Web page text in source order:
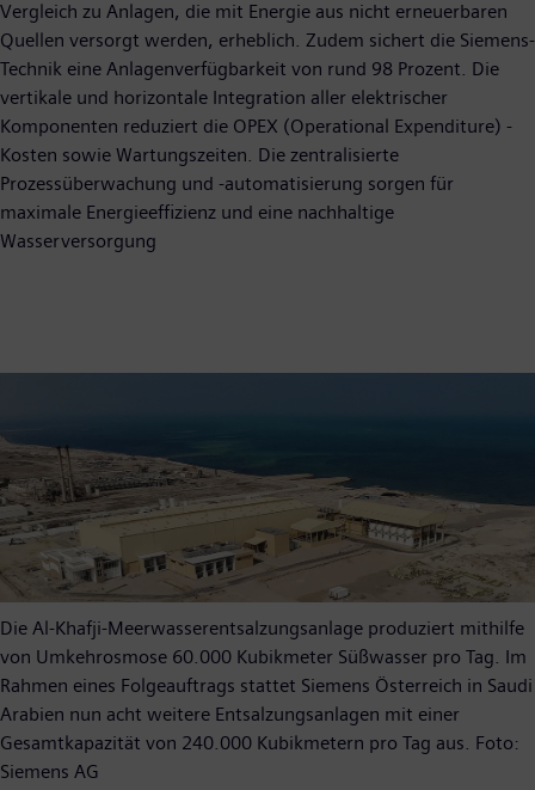
Vergleich zu Anlagen, die mit Energie aus nicht erneuerbaren
Quellen versorgt werden, erheblich. Zudem sichert die Siemens-
Technik eine Anlagenverfügbarkeit von rund 98 Prozent. Die
vertikale und horizontale Integration aller elektrischer
Komponenten reduziert die OPEX (Operational Expenditure) -
Kosten sowie Wartungszeiten. Die zentralisierte
Prozessüberwachung und -automatisierung sorgen für
maximale Energieeffizienz und eine nachhaltige
Wasserversorgung
Die Al-Khafji-Meerwasserentsalzungsanlage produziert mithilfe
von Umkehrosmose 60.000 Kubikmeter Süßwasser pro Tag. Im
Rahmen eines Folgeauftrags stattet Siemens Österreich in Saudi
Arabien nun acht weitere Entsalzungsanlagen mit einer
Gesamtkapazität von 240.000 Kubikmetern pro Tag aus. Foto:
Siemens AG